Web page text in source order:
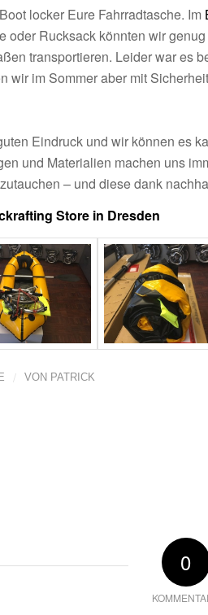
locker Eure Fahrradtasche. Im
oder Rucksack könnten wir
transportieren. Leider war es
wir im Sommer aber mit
Eindruck und wir können es
und Materialien machen uns
– und diese dank
Store in Dresden
/ VON PATRICK
0